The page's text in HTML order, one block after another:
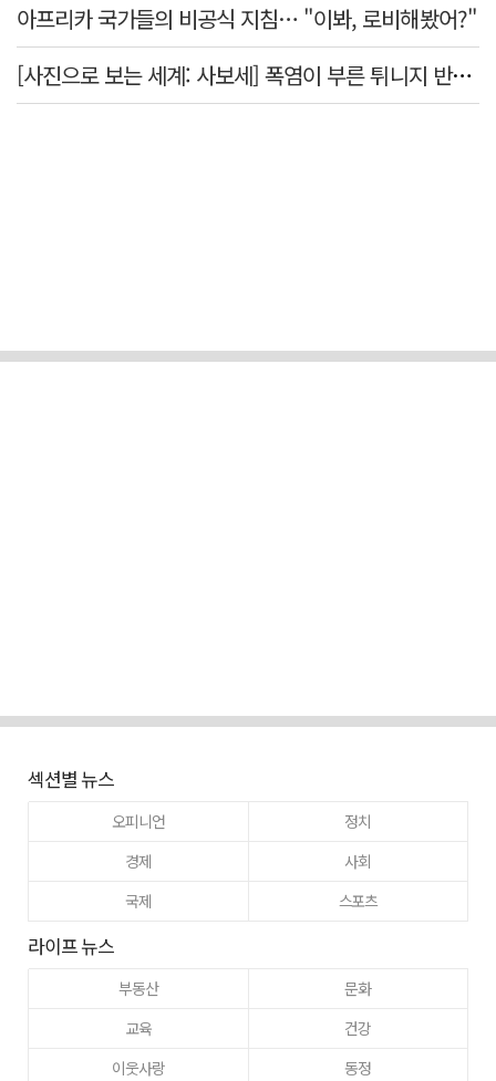
아프리카 국가들의 비공식 지침… "이봐, 로비해봤어?"
[사진으로 보는 세계: 사보세] 폭염이 부른 튀니지 반정부 시위
섹션별 뉴스
오피니언
정치
경제
사회
국제
스포츠
라이프 뉴스
부동산
문화
교육
건강
이웃사랑
동정